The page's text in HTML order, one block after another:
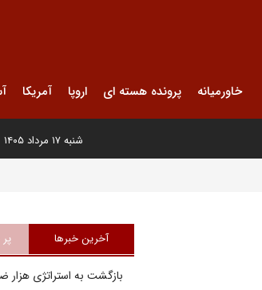
خاورمیانه پرونده هسته ای اروپا آمریکا
شنبه ۱۷ مرداد ۱۴۰۵
آخرین خبرها
بازگشت به استراتژی هزار